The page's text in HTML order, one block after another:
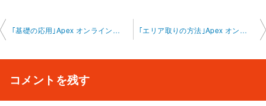
投
ビ
｢基礎の応用｣Apex オンラインレッスン 2025-5-12-no0008-0022 ｢エリア取りの方法｣Apex オンラインレッスン 2025-5-20-no0008-0022
コメントを残す